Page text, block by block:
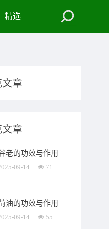
精选
章
文章
老的功效与作用
09-14 71
油的功效与作用
09-14 55